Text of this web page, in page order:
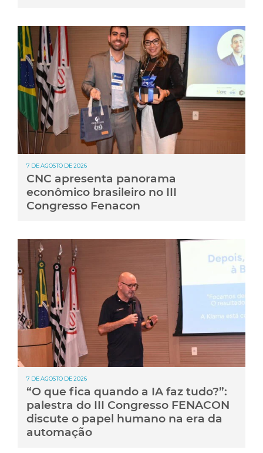
7 DE AGOSTO DE 2026
CNC apresenta panorama
econômico brasileiro no III
Congresso Fenacon
7 DE AGOSTO DE 2026
“O que fica quando a IA faz tudo?”:
palestra do III Congresso FENACON
discute o papel humano na era da
automação